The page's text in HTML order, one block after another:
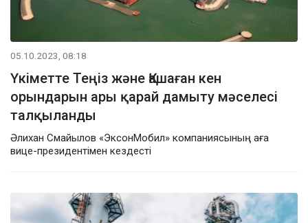
05.10.2023, 08:18
Үкіметте Теңіз және Қашаған кен
орындарын ары қарай дамыту мәселесі
талқыланды
Әлихан Смайылов «ЭксонМобил» компаниясының аға
вице-президентімен кездесті